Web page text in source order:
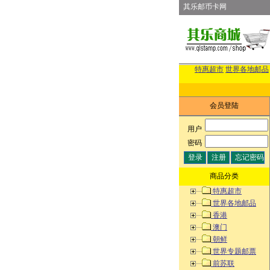
其乐邮币卡网
特惠超市 世界各地邮品
会员登陆
用户:
密码:
商品分类
特惠超市
世界各地邮品
香港
澳门
朝鲜
世界专题邮票
前苏联